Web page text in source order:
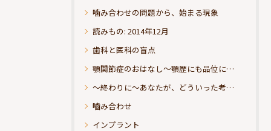
噛み合わせの問題から、始まる現象
読みもの: 2014年12月
歯科と医科の盲点
顎関節症のおはなし～顎歴にも品位にこだわりたい
～終わりに～あなたが、どういった考えの治療をお求めになられるのか？
嚙み合わせ
インプラント